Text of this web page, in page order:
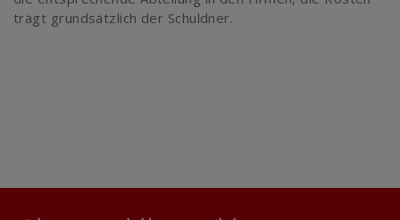
trägt grundsätzlich der Schuldner.